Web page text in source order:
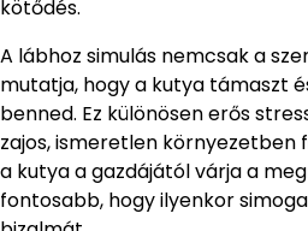
kötődés.
A lábhoz simulás nemcsak a
mutatja, hogy a kutya támaszt
benned. Ez különösen erős
zajos, ismeretlen környezetben
a kutya a gazdájától várja a
fontosabb, hogy ilyenkor